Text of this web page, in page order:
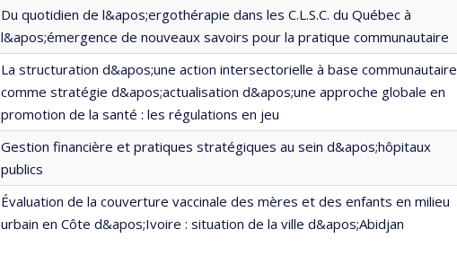
Du quotidien de l&apos;ergothérapie dans les C.L.S.C. du Québec à
l&apos;émergence de nouveaux savoirs pour la pratique communautaire
La structuration d&apos;une action intersectorielle à base communautaire
comme stratégie d&apos;actualisation d&apos;une approche globale en
promotion de la santé : les régulations en jeu
Gestion financière et pratiques stratégiques au sein d&apos;hôpitaux
publics
Évaluation de la couverture vaccinale des mères et des enfants en milieu
urbain en Côte d&apos;Ivoire : situation de la ville d&apos;Abidjan